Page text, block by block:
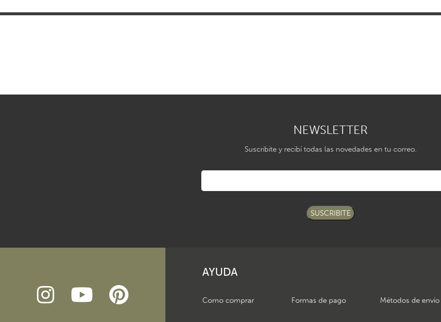
NEWSLETTER
Suscribite y recibí todas las novedades en tu correo.
SUSCRIBITE
AYUDA
Como comprar Formas de pago Métodos de envío